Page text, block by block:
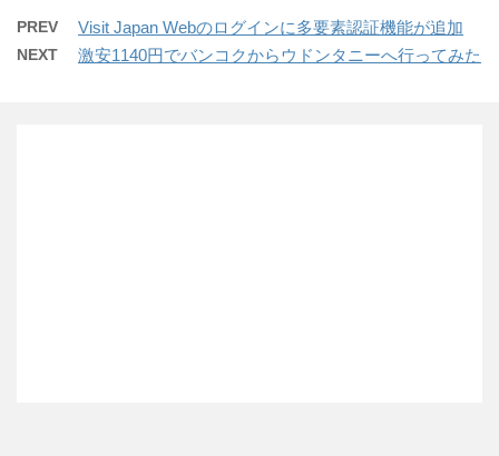
PREV Visit Japan Webのログインに多要素認証機能が追加
NEXT 激安1140円でバンコクからウドンタニーへ行ってみた